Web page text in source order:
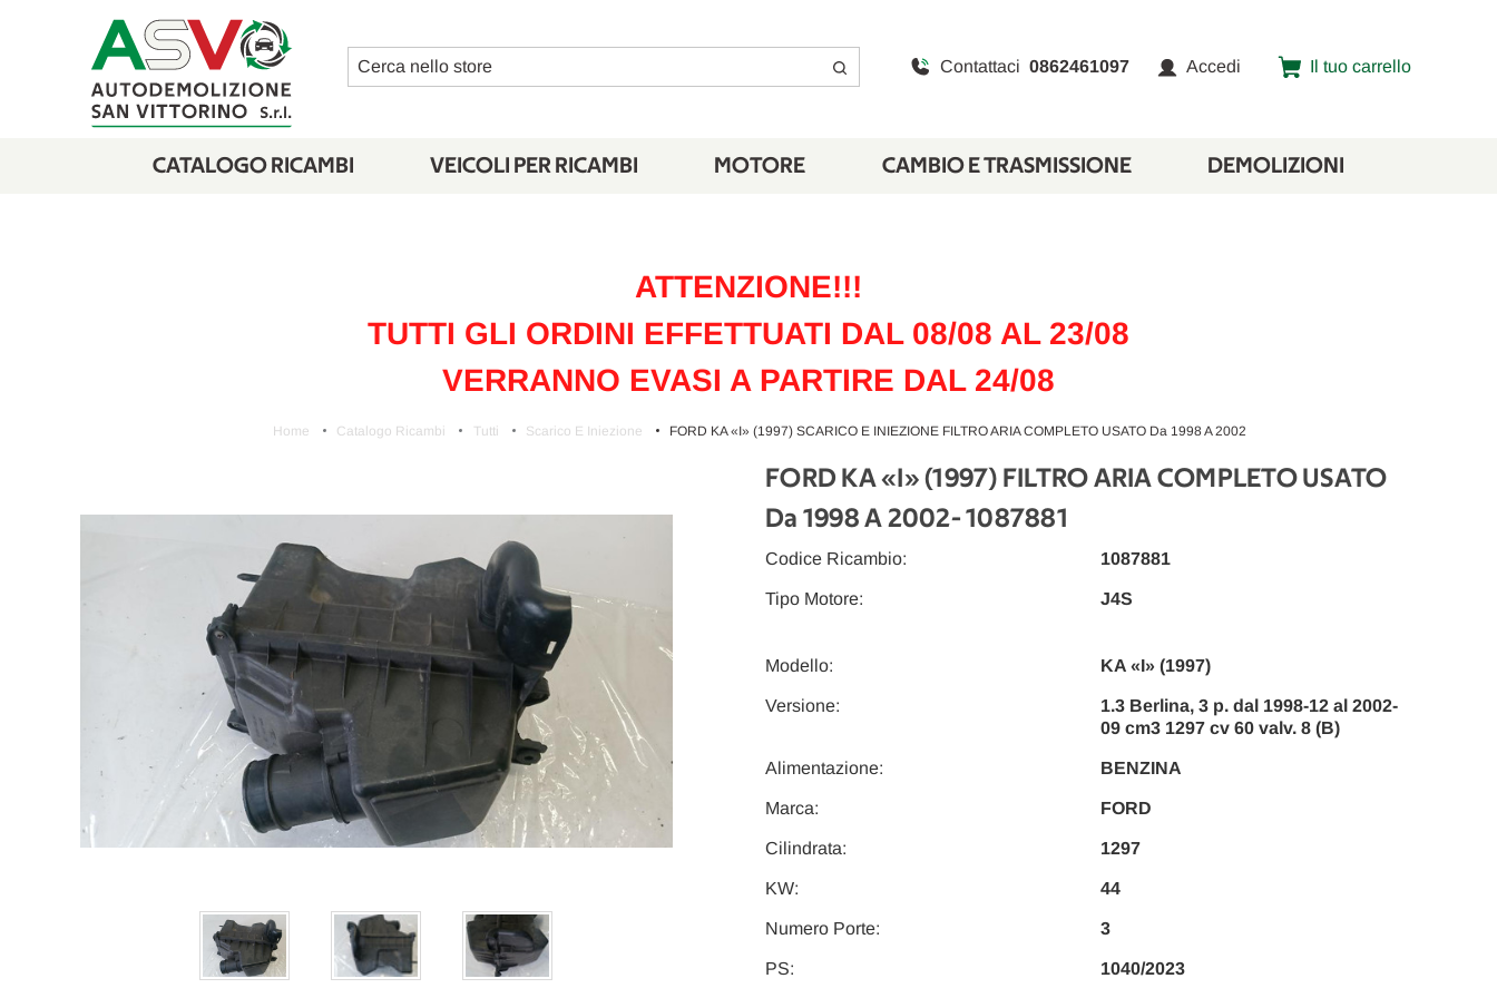
Cerca Contattaci 0862461097 Accedi Il tuo carrello
CATALOGO RICAMBI VEICOLI PER RICAMBI MOTORE CAMBIO E TRASMISSIONE DEMOLIZIONI
ATTENZIONE!!!
TUTTI GLI ORDINI EFFETTUATI DAL 08/08 AL 23/08
VERRANNO EVASI A PARTIRE DAL 24/08
Home Catalogo Ricambi Tutti Scarico E Iniezione FORD KA «I» (1997) SCARICO E INIEZIONE FILTRO ARIA COMPLETO USATO Da 1998 A 2002
FORD KA «I» (1997) FILTRO ARIA COMPLETO USATO
Da 1998 A 2002- 1087881
Modello: KA «I» (1997)
Versione:
1.3 Berlina, 3 p. dal 1998-12 al 2002-
09 cm3 1297 cv 60 valv. 8 (B)
Codice Ricambio: 1087881
Cilindrata: 1297
Alimentazione: BENZINA
Tipo Motore: J4S
Marca: FORD
KW: 44
Numero Porte: 3
PS: 1040/2023